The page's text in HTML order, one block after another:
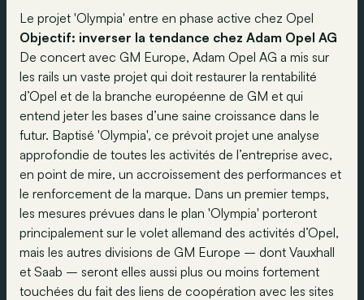
Le projet 'Olympia' entre en phase active chez Opel
Objectif: inverser la tendance chez Adam Opel AG
De concert avec GM Europe, Adam Opel AG a mis sur
les rails un vaste projet qui doit restaurer la rentabilité
d’Opel et de la branche européenne de GM et qui
entend jeter les bases d’une saine croissance dans le
futur. Baptisé 'Olympia', ce prévoit projet une analyse
approfondie de toutes les activités de l’entreprise avec,
en point de mire, un accroissement des performances et
le renforcement de la marque. Dans un premier temps,
les mesures prévues dans le plan 'Olympia' porteront
principalement sur le volet allemand des activités d’Opel,
mais les autres divisions de GM Europe – dont Vauxhall
et Saab – seront elles aussi plus ou moins fortement
touchées du fait des liens de coopération avec les sites